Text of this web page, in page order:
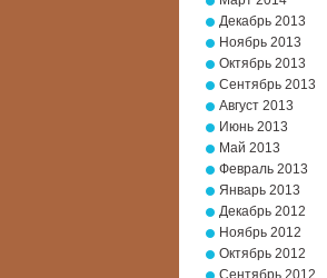
Декабрь 2013
Ноябрь 2013
Октябрь 2013
Сентябрь 2013
Август 2013
Июнь 2013
Май 2013
Февраль 2013
Январь 2013
Декабрь 2012
Ноябрь 2012
Октябрь 2012
Сентябрь 2012